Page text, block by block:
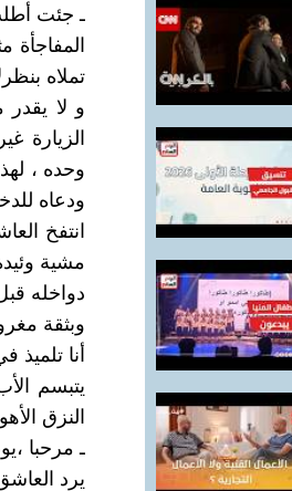
ـ جئت
تملاه
و لا
الزيارة
وحده ،
ودعاه
انتفخ
مشية
دواخله
وبثقة
أنا تلميذ
يتبسم
النزق
ـ مرحبا
يرد